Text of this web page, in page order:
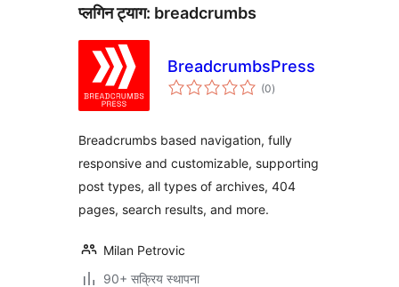
प्लगिन ट्याग: breadcrumbs
BreadcrumbsPress
(0कुल
रेटिङ्गहरू
)
Breadcrumbs based navigation, fully
responsive and customizable, supporting
post types, all types of archives, 404
pages, search results, and more.
Milan Petrovic
90+ सक्रिय स्थापना